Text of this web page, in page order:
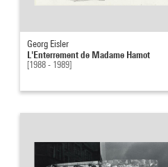
Georg Eisler
L'Enterrement de Madame Hamot
[1988 - 1989]